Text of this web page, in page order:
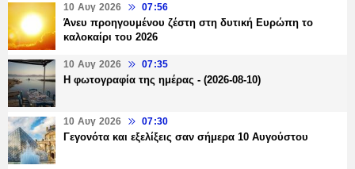
10 Αυγ 2026 07:56
Άνευ προηγουμένου ζέστη στη δυτική Ευρώπη το
καλοκαίρι του 2026
10 Αυγ 2026 07:35
Η φωτογραφία της ημέρας - (2026-08-10)
10 Αυγ 2026 07:30
Γεγονότα και εξελίξεις σαν σήμερα 10 Αυγούστου